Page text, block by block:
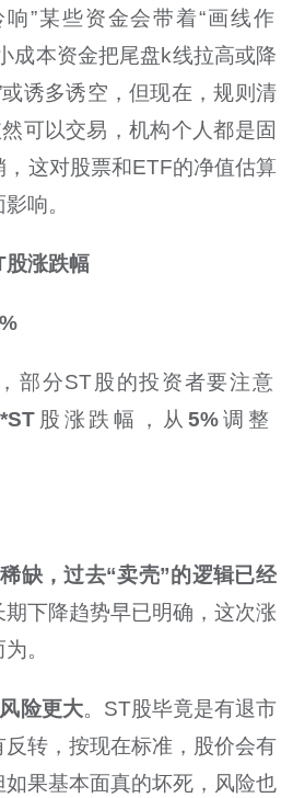
响”某些资金会带着“画线作
成本资金把尾盘k线拉高或降
或诱多诱空，但现在，规则清
可以交易，机构个人都是固
这对股票和ETF的净值估算
响。
股涨跌幅
部分ST股的投资者要注意
*ST 股 涨跌幅，从5%调整
缺，过去“卖壳”的逻辑已经
期下降趋势早已明确，这次涨
。
险更大。 ST股毕竟是有退市
反转，按现在标准，股价会有
果基本面真的坏死，风险也